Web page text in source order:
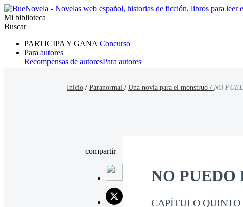
Mi biblioteca
Buscar
PARTICIPA Y GANA Concurso
Para autores
Recompensas de autoresPara autores
Ranking
Inicio / Paranormal / Una novia para el monstruo / NO
compartir
NO PUEDO
CAPÍTULO QUINTO